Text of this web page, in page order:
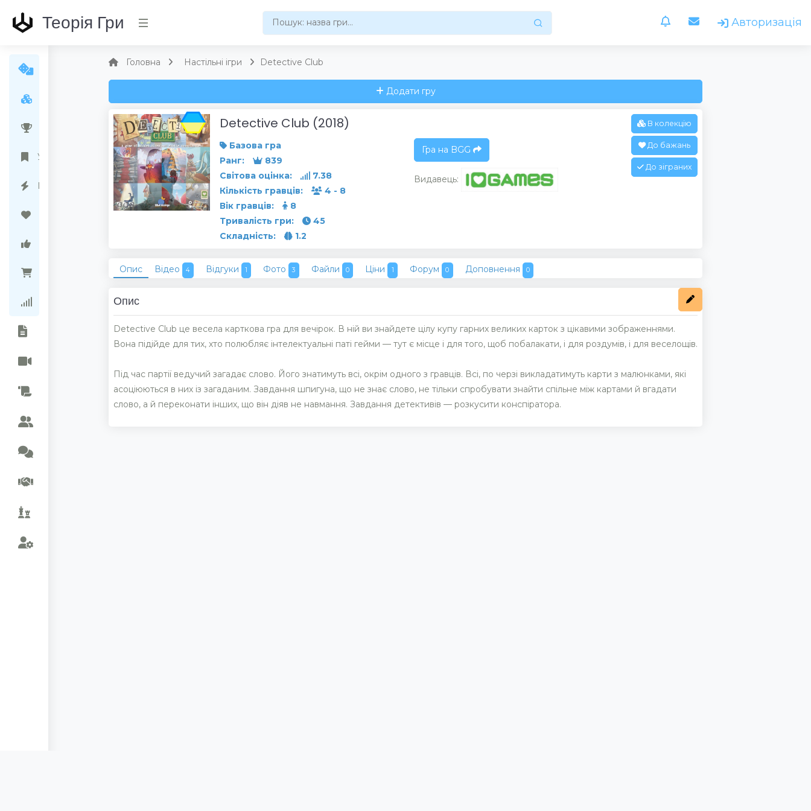
Народний рейтинг
Українські ігри
Передзамовлення
Рейтинг колекцій
Теорія Гри Авторизація
Головна Настільні ігри Detective Club
Додати гру
Detective Club (2018)
Базова гра
Ранг:
839
Світова оцінка:
7.38
Кількість гравців:
4 - 8
Вік гравців:
8
Тривалість гри:
45
Складність:
1.2
Гра на BGG
Видавець:
В колекцію
До бажань
До зіграних
Опис Відео 4 Відгуки 1 Фото 3 Файли 0 Ціни 1 Форум 0 Доповнення 0
Опис
Detective Club це весела карткова гра для вечірок. В ній ви знайдете цілу купу гарних великих карток з цікавими зображеннями.
Вона підійде для тих, хто полюбляє інтелектуальні паті гейми — тут є місце і для того, щоб побалакати, і для роздумів, і для веселощів.
Під час партії ведучий загадає слово. Його знатимуть всі, окрім одного з гравців. Всі, по черзі викладатимуть карти з малюнками, які
асоціюються в них із загаданим. Завдання шпигуна, що не знає слово, не тільки спробувати знайти спільне між картами й вгадати
слово, а й переконати інших, що він діяв не навмання. Завдання детективів — розкусити конспіратора.